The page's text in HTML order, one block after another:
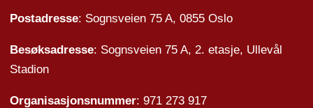
Postadresse: Sognsveien 75 A, 0855 Oslo
Besøksadresse: Sognsveien 75 A, 2. etasje, Ullevål
Stadion
Organisasjonsnummer: 971 273 917